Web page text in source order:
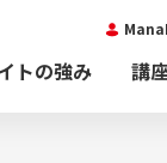
トの強み 講